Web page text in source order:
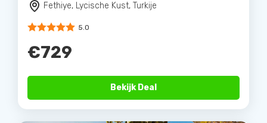
Fethiye, Lycische Kust, Turkije
5.0
€729
Bekijk Deal